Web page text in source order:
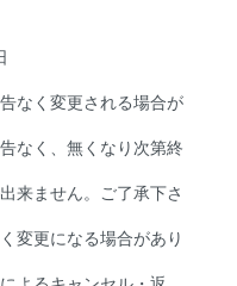
なく変更される場合が
なく、無くなり次第終
来ません。ご了承下さ
変更になる場合があり